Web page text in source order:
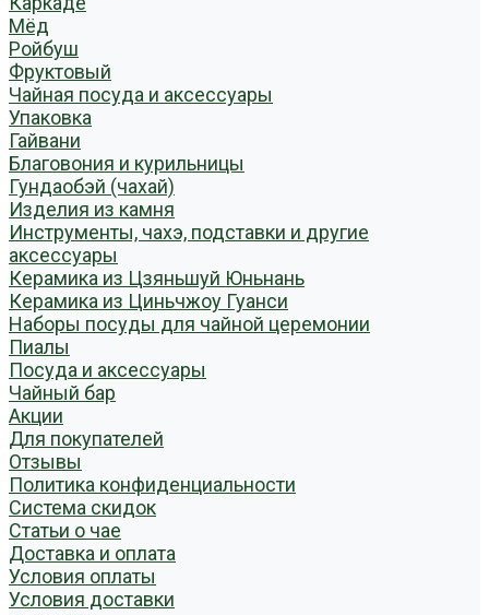
Мёд
Ройбуш
Фруктовый
Чайная посуда и аксессуары
Упаковка
Гайвани
Благовония и курильницы
Гундаобэй (чахай)
Изделия из камня
Инструменты, чахэ, подставки и другие
аксессуары
Керамика из Цзяньшуй Юньнань
Керамика из Циньчжоу Гуанси
Наборы посуды для чайной церемонии
Пиалы
Посуда и аксессуары
Чайный бар
Акции
Для покупателей
Отзывы
Политика конфиденциальности
Система скидок
Статьи о чае
Доставка и оплата
Условия оплаты
Условия доставки